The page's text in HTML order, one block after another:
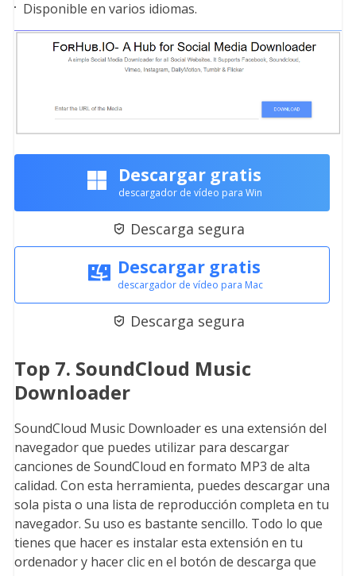
Disponible en varios idiomas.
Descargar gratis
descargador de vídeo para Win
 Descarga segura
Descargar gratis
descargador de vídeo para Mac
 Descarga segura
Top 7. SoundCloud Music
Downloader
SoundCloud Music Downloader es una extensión del
navegador que puedes utilizar para descargar
canciones de SoundCloud en formato MP3 de alta
calidad. Con esta herramienta, puedes descargar una
sola pista o una lista de reproducción completa en tu
navegador. Su uso es bastante sencillo. Todo lo que
tienes que hacer es instalar esta extensión en tu
ordenador y hacer clic en el botón de descarga que